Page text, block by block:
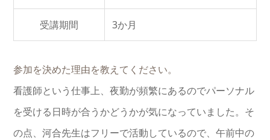
受講期間 3か月
参加を決めた理由を教えてください。
看護師という仕事上、夜勤が頻繁にあるのでパーソナル
を受ける日時が合うかどうかが気になっていました。そ
の点、河合先生はフリーで活動しているので、午前中の